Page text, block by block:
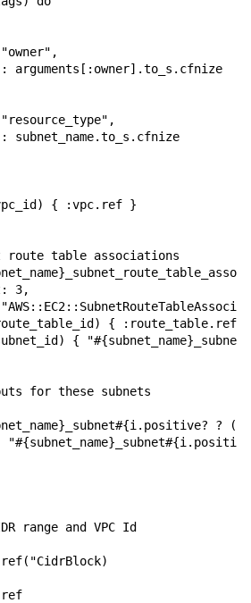
arguments[:owner].to_s.cfnize
subnet_name.to_s.cfnize
{ :vpc.ref }
route table associations
3,
{ :route_table.ref }
{
for these subnets
? (i
range and VPC Id